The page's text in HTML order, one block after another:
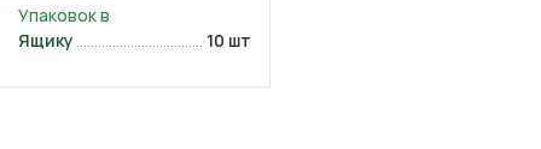
Ящику 10 шт